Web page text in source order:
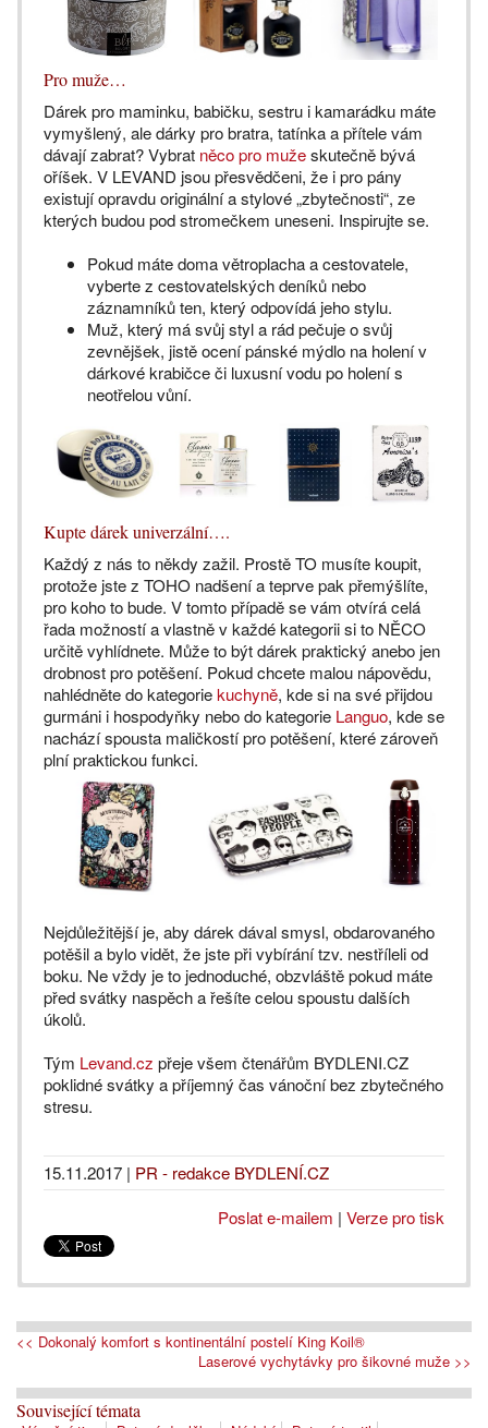
Pro muže…
Dárek pro maminku, babičku, sestru i kamarádku máte
vymyšlený, ale dárky pro bratra, tatínka a přítele vám
dávají zabrat? Vybrat něco pro mužeskutečně bývá
oříšek. V LEVAND jsou přesvědčeni, že i pro pány
existují opravdu originální a stylové „zbytečnosti“, ze
kterých budou pod stromečkem uneseni. Inspirujte se.
Pokud máte doma větroplacha a cestovatele,
vyberte z cestovatelských deníků nebo
záznamníků ten, který odpovídá jeho stylu.
Muž, který má svůj styl a rád pečuje o svůj
zevnějšek, jistě ocení pánské mýdlo na holení v
dárkové krabičce či luxusní vodu po holení s
neotřelou vůní.
Kupte dárek univerzální….
Každý z nás to někdy zažil. Prostě TO musíte koupit,
protože jste z TOHO nadšení a teprve pak přemýšlíte,
pro koho to bude. V tomto případě se vám otvírá celá
řada možností a vlastně v každé kategorii si to NĚCO
určitě vyhlídnete. Může to být dárek praktický anebo jen
drobnost pro potěšení. Pokud chcete malou nápovědu,
nahlédněte do kategoriekuchyně, kde si na své přijdou
gurmáni i hospodyňky nebo do kategorie Languo, kde se
nachází spousta maličkostí pro potěšení, které zároveň
plní praktickou funkci.
Nejdůležitější je, aby dárek dával smysl, obdarovaného
potěšil a bylo vidět, že jste při vybírání tzv. nestříleli od
boku. Ne vždy je to jednoduché, obzvláště pokud máte
před svátky naspěch a řešíte celou spoustu dalších
úkolů.
Tým Levand.cz přeje všem čtenářům BYDLENI.CZ
poklidné svátky a příjemný čas vánoční bez zbytečného
stresu.
15.11.2017 | PR - redakce BYDLENÍ.CZ
Poslat e-mailem | Verze pro tisk
<< Dokonalý komfort s kontinentální postelí King Koil®
Laserové vychytávky pro šikovné muže >>
Související témata